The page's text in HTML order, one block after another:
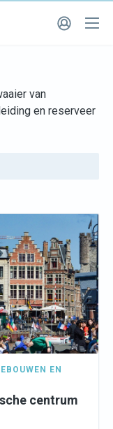
van
en reserveer
EN
centrum